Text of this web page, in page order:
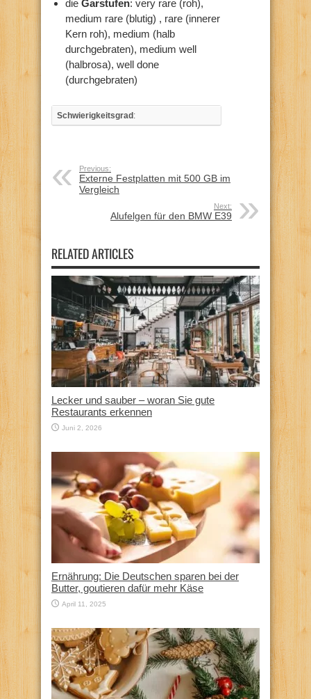
die Garstufen: very rare (roh),
medium rare (blutig) , rare (innerer
Kern roh), medium (halb
durchgebraten), medium well
(halbrosa), well done
(durchgebraten)
Schwierigkeitsgrad:
Previous:
Externe Festplatten mit 500 GB im
Vergleich
Next:
Alufelgen für den BMW E39
RELATED ARTICLES
Lecker und sauber – woran Sie gute
Restaurants erkennen
Juni 2, 2026
Ernährung: Die Deutschen sparen bei der
Butter, goutieren dafür mehr Käse
April 11, 2025